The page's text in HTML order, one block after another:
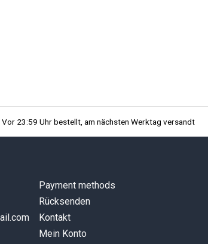
Vor 23:59 Uhr bestellt, am nächsten Werktag versandt
Payment methods
Rücksenden
Kontakt
Mein Konto